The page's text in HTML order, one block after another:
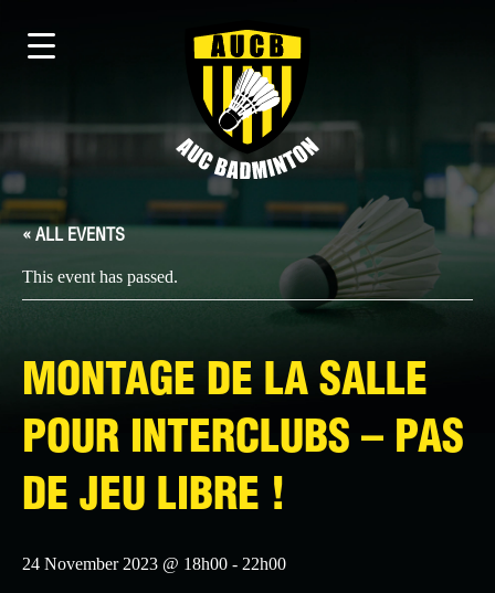
« ALL EVENTS
This event has passed.
MONTAGE DE LA SALLE
POUR INTERCLUBS – PAS
DE JEU LIBRE !
24 November 2023 @ 18h00 - 22h00